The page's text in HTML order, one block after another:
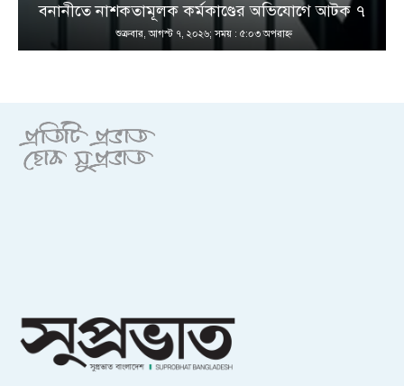
বনানীতে নাশকতামূলক কর্মকাণ্ডের অভিযোগে আটক ৭
শুক্রবার, আগস্ট ৭, ২০২৬; সময় : ৫:০৩ অপরাহ্ণ